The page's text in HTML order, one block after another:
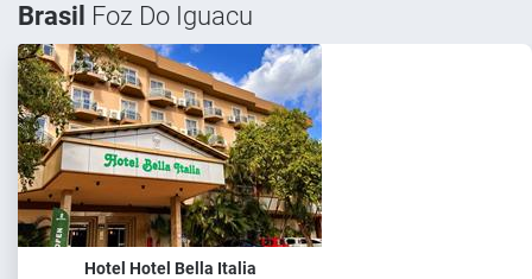
Brasil Foz Do Iguacu
Hotel Hotel Bella Italia